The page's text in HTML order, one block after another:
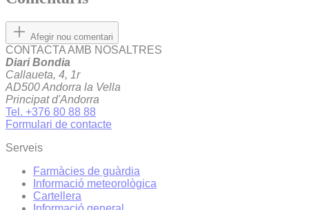
Afegir nou comentari
CONTACTA AMB NOSALTRES
Diari Bondia
Callaueta, 4, 1r
AD500 Andorra la Vella
Principat d'Andorra
Tel. +376 80 88 88
Formulari de contacte
Serveis
Farmàcies de guàrdia
Informació meteorològica
Cartellera